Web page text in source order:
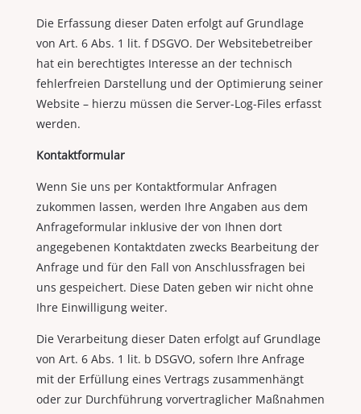
Die Erfassung dieser Daten erfolgt auf Grundlage
von Art. 6 Abs. 1 lit. f DSGVO. Der Websitebetreiber
hat ein berechtigtes Interesse an der technisch
fehlerfreien Darstellung und der Optimierung seiner
Website – hierzu müssen die Server-Log-Files erfasst
werden.
Kontaktformular
Wenn Sie uns per Kontaktformular Anfragen
zukommen lassen, werden Ihre Angaben aus dem
Anfrageformular inklusive der von Ihnen dort
angegebenen Kontaktdaten zwecks Bearbeitung der
Anfrage und für den Fall von Anschlussfragen bei
uns gespeichert. Diese Daten geben wir nicht ohne
Ihre Einwilligung weiter.
Die Verarbeitung dieser Daten erfolgt auf Grundlage
von Art. 6 Abs. 1 lit. b DSGVO, sofern Ihre Anfrage
mit der Erfüllung eines Vertrags zusammenhängt
oder zur Durchführung vorvertraglicher Maßnahmen